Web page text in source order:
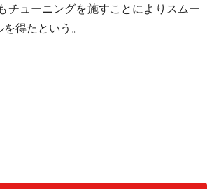
チューニングを施すことによりスムー
得たという。